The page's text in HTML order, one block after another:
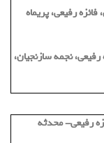
فائزه رفیعی، پریماه
فيليپين (فائزه رفیعی، نجمه سازنجیان،
رفيعى- محدثه